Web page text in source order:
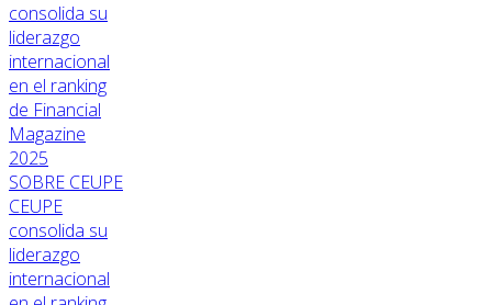
SOBRE CEUPE
CEUPE
consolida su
liderazgo
internacional